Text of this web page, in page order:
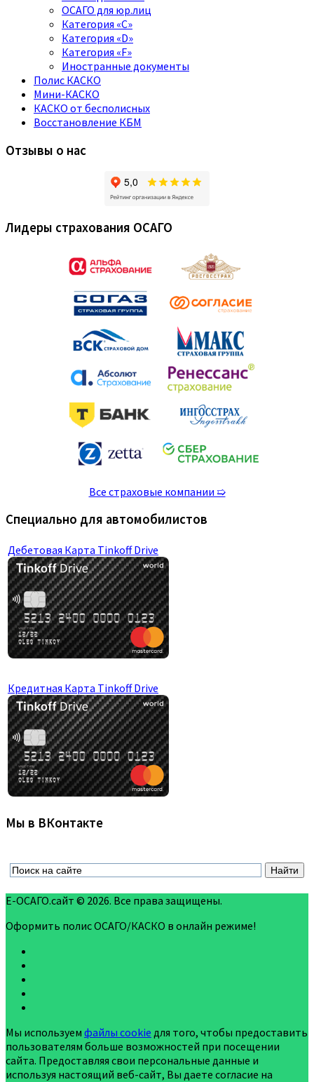
ОСАГО для юр.лиц
Категория «C»
Категория «D»
Категория «F»
Иностранные документы
Полис КАСКО
Мини-КАСКО
КАСКО от бесполисных
Восстановление КБМ
Отзывы о нас
Лидеры страхования ОСАГО
Все страховые компании ➯
Специально для автомобилистов
Дебетовая Карта Tinkoff Drive
Кредитная Карта Tinkoff Drive
Мы в ВКонтакте
Е-ОСАГО.сайт © 2026. Все права защищены.
Оформить полис ОСАГО/КАСКО в онлайн режиме!
Мы используем файлы cookie для того, чтобы предоставить
пользователям больше возможностей при посещении
сайта. Предоставляя свои персональные данные и
используя настоящий веб-сайт, Вы даете согласие на